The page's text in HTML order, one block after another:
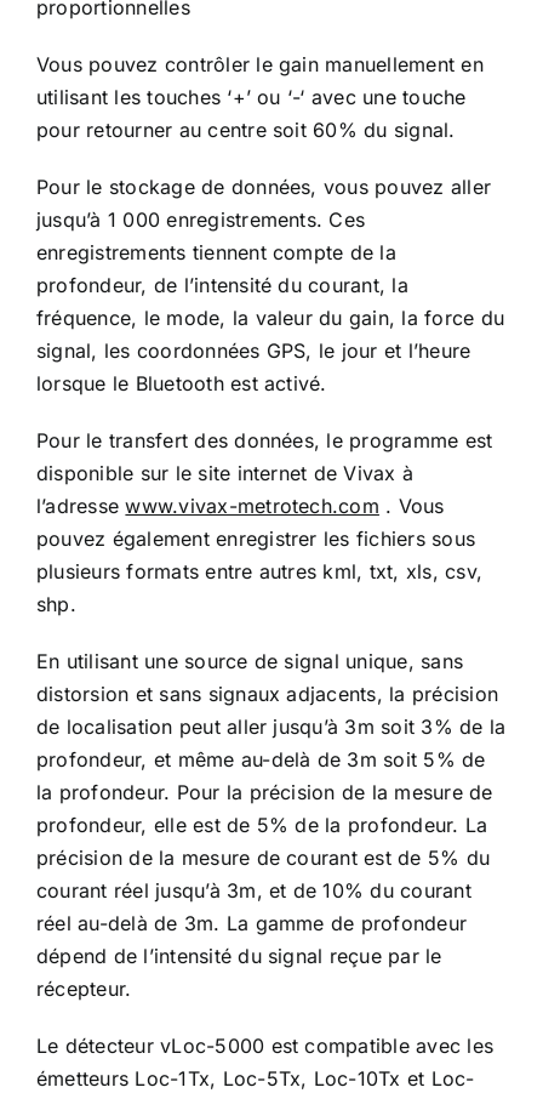
proportionnelles
Vous pouvez contrôler le gain manuellement en
utilisant les touches ‘+’ ou ‘-‘ avec une touche
pour retourner au centre soit 60% du signal.
Pour le stockage de données, vous pouvez aller
jusqu’à 1 000 enregistrements. Ces
enregistrements tiennent compte de la
profondeur, de l’intensité du courant, la
fréquence, le mode, la valeur du gain, la force du
signal, les coordonnées GPS, le jour et l’heure
lorsque le Bluetooth est activé.
Pour le transfert des données, le programme est
disponible sur le site internet de Vivax à
l’adressewww.vivax-metrotech.com . Vous
pouvez également enregistrer les fichiers sous
plusieurs formats entre autres kml, txt, xls, csv,
shp.
En utilisant une source de signal unique, sans
distorsion et sans signaux adjacents, la précision
de localisation peut aller jusqu’à 3m soit 3% de la
profondeur, et même au-delà de 3m soit 5% de
la profondeur. Pour la précision de la mesure de
profondeur, elle est de 5% de la profondeur. La
précision de la mesure de courant est de 5% du
courant réel jusqu’à 3m, et de 10% du courant
réel au-delà de 3m. La gamme de profondeur
dépend de l’intensité du signal reçue par le
récepteur.
Le détecteur vLoc-5000 est compatible avec les
émetteurs Loc-1Tx, Loc-5Tx, Loc-10Tx et Loc-